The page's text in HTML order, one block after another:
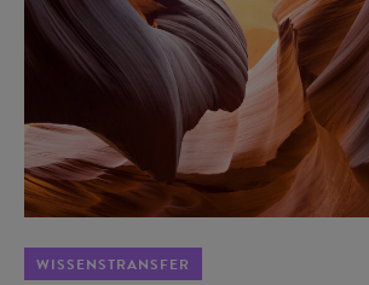
WISSENSTRANSFER